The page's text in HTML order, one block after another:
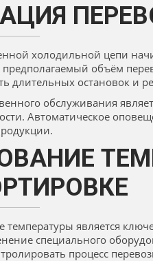
холодильной цепи
предполагаемый объём
длительных остановок и
обслуживания
Автоматическое
температуры является
специального
процесс